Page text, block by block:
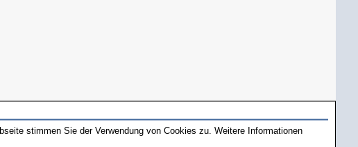
stimmen Sie der Verwendung von Cookies zu. Weitere Informationen